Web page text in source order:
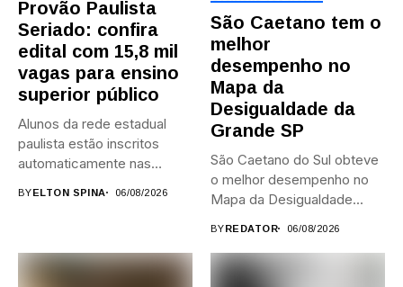
Provão Paulista
Seriado: confira
edital com 15,8 mil
vagas para ensino
superior público
Alunos da rede estadual
paulista estão inscritos
automaticamente nas
BYELTON SPINA 06/08/2026
São Caetano tem o
melhor
desempenho no
Mapa da
Desigualdade da
Grande SP
São Caetano do Sul obteve
o melhor desempenho no
Mapa da Desigualdade...
BYREDATOR 06/08/2026